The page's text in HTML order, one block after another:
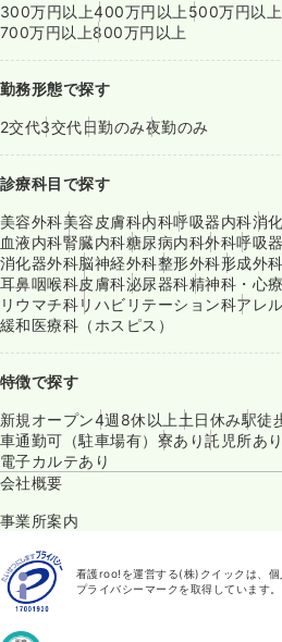
300万円以上400万円以上 500万円以上
700万円以上800万円以上
勤務形態で探す
2交代3交代日勤のみ夜勤のみ
診療科目で探す
美容外科美容皮膚科内科呼吸器内科消
血液内科腎臓内科糖尿病内科外科呼吸
消化器外科脳神経外科整形外科形成外科
耳鼻咽喉科皮膚科泌尿器科精神科・心
リウマチ科リハビリテーション科アレ
緩和医療科（ホスピス）
特徴で探す
新規オープン4週8休以上 土日休み駅徒
車通勤可（駐車場有） 寮あり託児所あり
電子カルテあり
会社概要
事業所案内
看護roo!を運営する(株)クイックは、
プライバシーマークを取得しています。